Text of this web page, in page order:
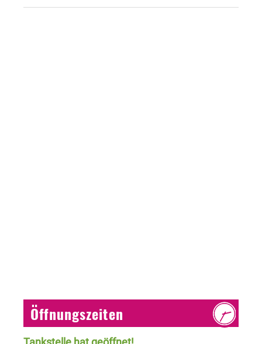
Öffnungszeiten